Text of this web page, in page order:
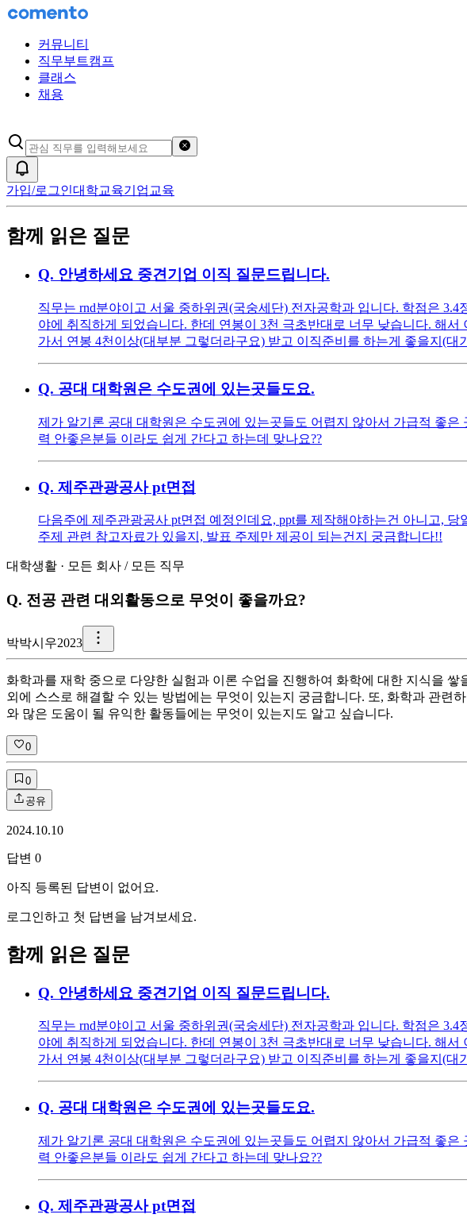
커뮤니티
직무부트캠프
클래스
채용
가입/로그인대학교육기업교육
함께 읽은 질문
Q. 안녕하세요 중견기업 이직 질문드립니다.
직무는 rnd분야이고 서울 중하위권(국숭세단) 전자공학과 입니다. 학점은
야에 취직하게 되었습니다. 한데 연봉이 3천 극초반대로 너무 낮습니다. 해
가서 연봉 4천이상(대부분 그렇더라구요) 받고 이직준비를 하는게 좋을지(
Q. 공대 대학원은 수도권에 있는곳들도요.
제가 알기론 공대 대학원은 수도권에 있는곳들도 어렵지 않아서 가급적 좋
력 안좋은분들 이라도 쉽게 간다고 하는데 맞나요??
Q. 제주관광공사 pt면접
다음주에 제주관광공사 pt면접 예정인데요, ppt를 제작해야하는건 아니고,
주제 관련 참고자료가 있을지, 발표 주제만 제공이 되는건지 궁금합니다!!
대학생활 · 모든 회사 / 모든 직무
Q. 전공 관련 대외활동으로 무엇이 좋을까요?
박박시우2023
화학과를 재학 중으로 다양한 실험과 이론 수업을 진행하여 화학에 대한 지식을
외에 스스로 해결할 수 있는 방법에는 무엇이 있는지 궁금합니다. 또, 화학과 관련
와 많은 도움이 될 유익한 활동들에는 무엇이 있는지도 알고 싶습니다.
0
0
공유
2024.10.10
답변 0
아직 등록된 답변이 없어요.
로그인하고 첫 답변을 남겨보세요.
함께 읽은 질문
Q. 안녕하세요 중견기업 이직 질문드립니다.
직무는 rnd분야이고 서울 중하위권(국숭세단) 전자공학과 입니다. 학점은
야에 취직하게 되었습니다. 한데 연봉이 3천 극초반대로 너무 낮습니다. 해
가서 연봉 4천이상(대부분 그렇더라구요) 받고 이직준비를 하는게 좋을지(
Q. 공대 대학원은 수도권에 있는곳들도요.
제가 알기론 공대 대학원은 수도권에 있는곳들도 어렵지 않아서 가급적 좋
력 안좋은분들 이라도 쉽게 간다고 하는데 맞나요??
Q. 제주관광공사 pt면접